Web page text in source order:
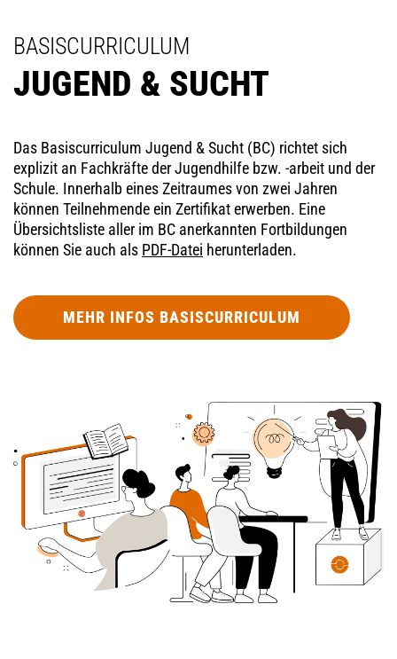
BASISCURRICULUM
JUGEND & SUCHT
Das Basiscurriculum Jugend & Sucht (BC) richtet sich
explizit an Fachkräfte der Jugendhilfe bzw. -arbeit und der
Schule. Innerhalb eines Zeitraumes von zwei Jahren
können Teilnehmende ein Zertifikat erwerben. Eine
Übersichtsliste aller im BC anerkannten Fortbildungen
können Sie auch als PDF-Datei herunterladen.
MEHR INFOS BASISCURRICULUM